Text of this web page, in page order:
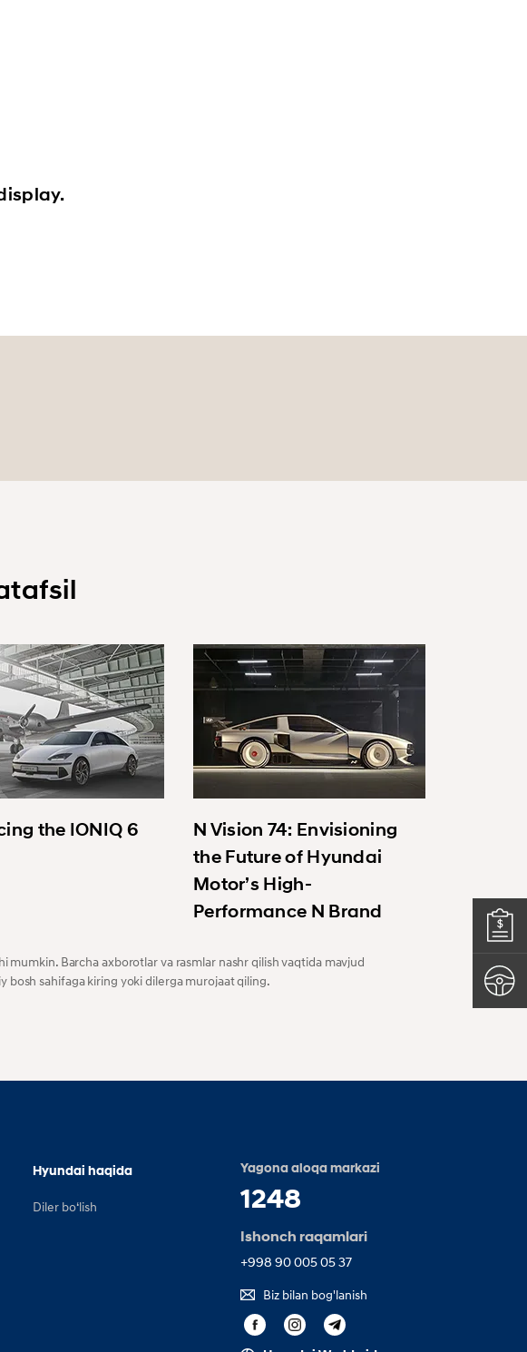
the IONIQ 6
N Vision 74: Envisioning
the Future of Hyundai
Motor’s High-
Performance N Brand
Barcha axborotlar va rasmlar nashr qilish vaqtida mavjud
bosh sahifaga kiring yoki dilerga murojaat qiling.
Hyundai haqida
Diler boʻlish
Yagona aloqa markazi
1248
Ishonch raqamlari
+998 90 005 05 37
Biz bilan bog'lanish